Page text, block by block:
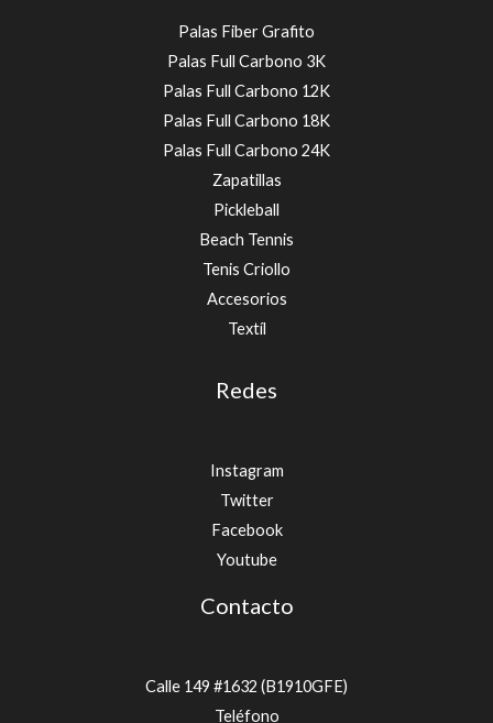
Palas Fiber Grafito
Palas Full Carbono 3K
Palas Full Carbono 12K
Palas Full Carbono 18K
Palas Full Carbono 24K
Zapatillas
Pickleball
Beach Tennis
Tenis Criollo
Accesorios
Textíl
Redes
Instagram
Twitter
Facebook
Youtube
Contacto
Calle 149 #1632 (B1910GFE)
Teléfono